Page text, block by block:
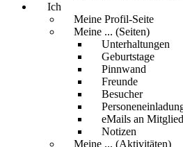
Ich
Meine Profil-Seite
Meine ... (Seiten)
Unterhaltungen
Geburtstage
Pinnwand
Freunde
Besucher
eMails an
Notizen
Meine ... (Aktivitäten)